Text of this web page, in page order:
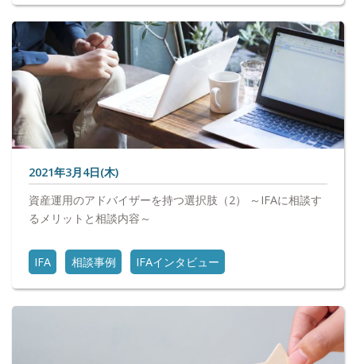
2021年3月4日(木)
資産運用のアドバイザーを持つ選択肢（2） ～IFAに相談す
るメリットと相談内容～
IFA 相談事例 IFAインタビュー